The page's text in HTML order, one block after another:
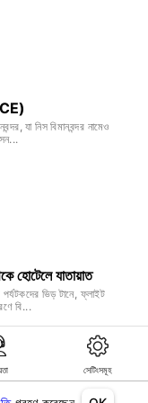
সেটিংসমূহ
যা নিস বিমানবন্দর নামেও
হোটেলে যাতায়াত
ভিড় টানে, ফ্লাইট
বি...
of KG GLOBAL LIMITED.